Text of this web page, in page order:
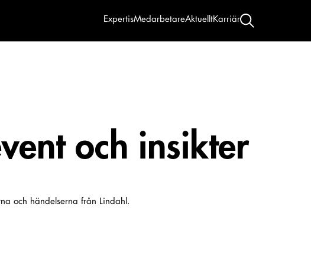
ExpertisMedarbetareAktuelltKarriär
och insikter
och händelserna från Lindahl.